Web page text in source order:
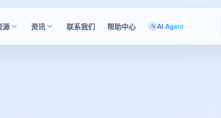
源 资讯 联系我们 帮助中心 AI Agent